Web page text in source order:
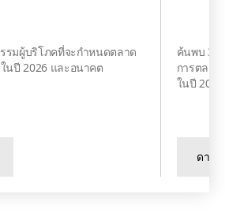
รมผู้บริโภคที่จะกำหนดตลาด
นปี 2026 และอนาคต
ค้นพบ 3
การตลาด
ในปี
ดาว